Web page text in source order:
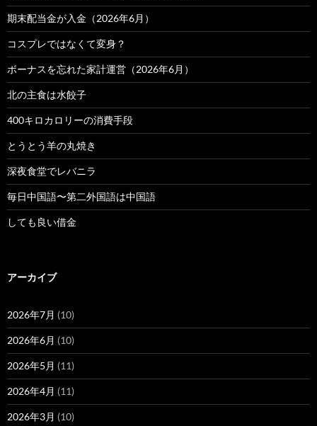
期末配当金が入金（2026年6月）
コスプレではなくて変身？
ボーナスを忘れた家計運営（2026年6月）
北の主食は水餃子
400キロカロリーの消費手段
とうとう羊の丸焼き
深夜食堂でレバニラ
毎日中国語〜第二外国語は中国語
しても良い借金
アーカイブ
2026年7月 (10)
2026年6月 (10)
2026年5月 (11)
2026年4月 (11)
2026年3月 (10)